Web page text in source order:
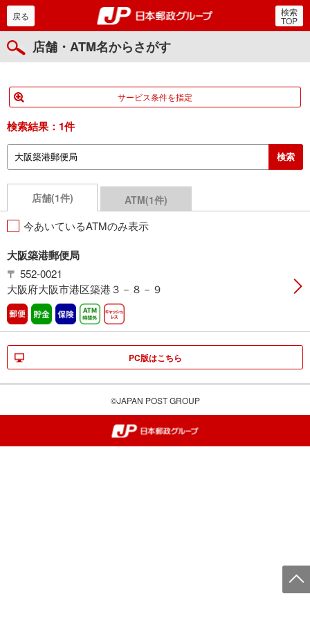
郵便局・日本郵政グルー
戻る 検索
TOP
店舗・ATM名からさがす
サービス条件を指定
検索結果： 1件
店舗(1件) ATM(1件)
今あいているATMのみ表示
大阪築港郵便局
〒 552-0021
大阪府大阪市港区築港３－８－９
郵便 貯金 保険 ATM時間外
PC版はこちら
©JAPAN POST GROUP